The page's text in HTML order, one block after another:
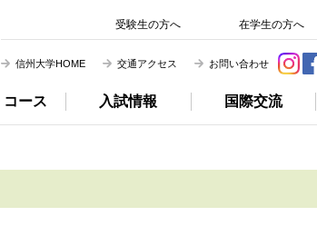
コース 入試情報 国際交流
受験生の方へ 在学生の方へ
信州大学HOME 交通アクセス お問い合わせ